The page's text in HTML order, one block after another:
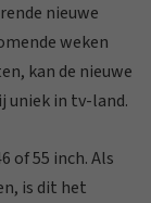
nieuwe
weken
kan de nieuwe
uniek in tv-land.
of 55 inch. Als
is dit het